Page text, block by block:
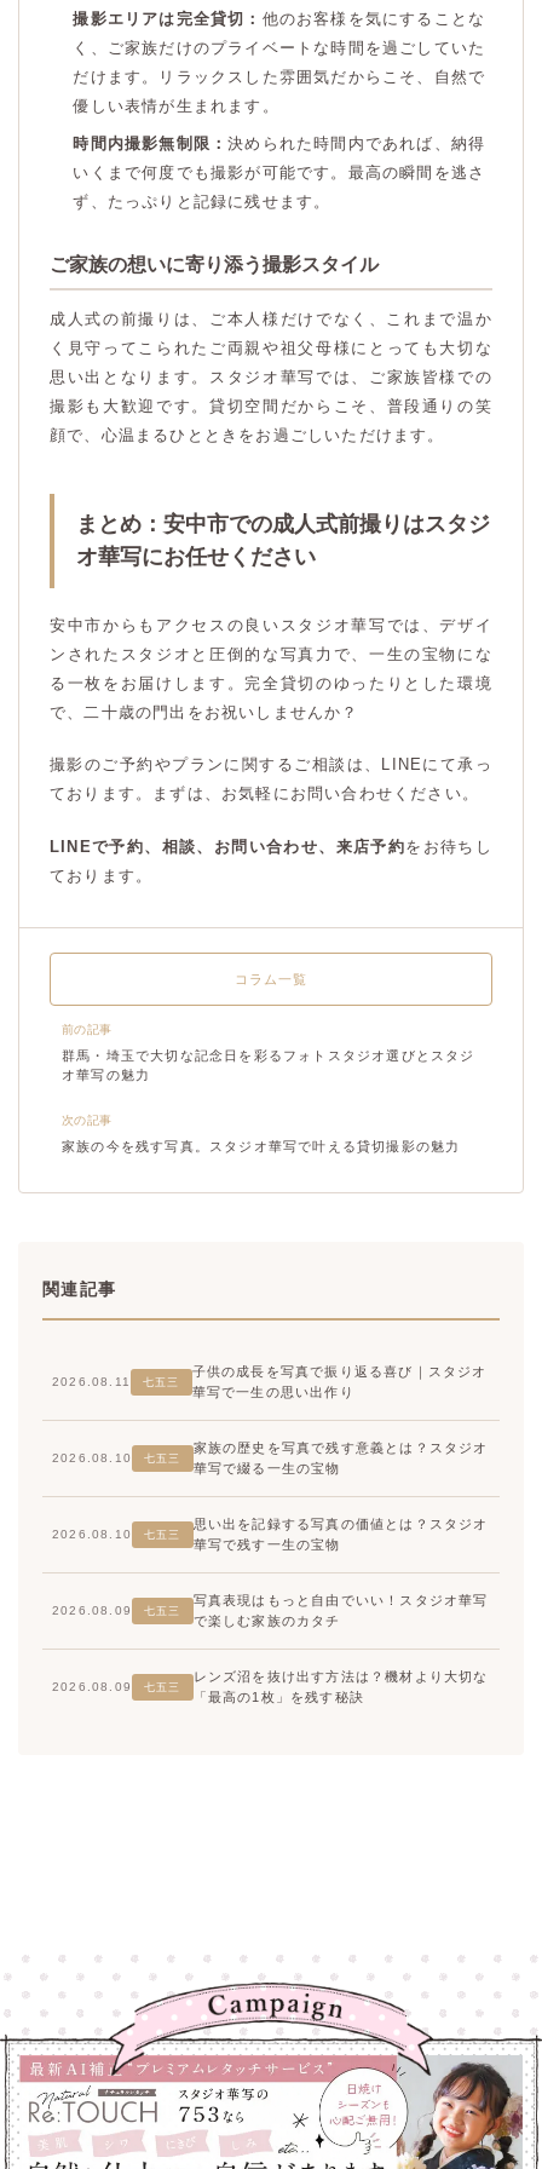
撮影エリアは完全貸切： 他のお客様を気にすることな
く、ご家族だけのプライベートな時間を過ごしていた
だけます。リラックスした雰囲気だからこそ、自然で
優しい表情が生まれます。
時間内撮影無制限：決められた時間内であれば、納得
いくまで何度でも撮影が可能です。最高の瞬間を逃さ
ず、たっぷりと記録に残せます。
ご家族の想いに寄り添う撮影スタイル
成人式の前撮りは、ご本人様だけでなく、これまで温か
く見守ってこられたご両親や祖父母様にとっても大切な
思い出となります。スタジオ華写では、ご家族皆様での
撮影も大歓迎です。貸切空間だからこそ、普段通りの笑
顔で、心温まるひとときをお過ごしいただけます。
まとめ：安中市での成人式前撮りはスタジ
オ華写にお任せください
安中市からもアクセスの良いスタジオ華写では、デザイ
ンされたスタジオと圧倒的な写真力で、一生の宝物にな
る一枚をお届けします。完全貸切のゆったりとした環境
で、二十歳の門出をお祝いしませんか？
撮影のご予約やプランに関するご相談は、LINEにて承っ
ております。まずは、お気軽にお問い合わせください。
LINEで予約、相談、お問い合わせ、来店予約をお待ちし
ております。
前の記事
群馬・埼玉で大切な記念日を彩るフォトスタジオ選びとスタジ
オ華写の魅力
コラム一覧
次の記事
家族の今を残す写真。スタジオ華写で叶える貸切撮影の魅力
関連記事
2026.08.11 七五三
子供の成長を写真で振り返る喜び｜スタジオ
華写で一生の思い出作り
2026.08.10 七五三
家族の歴史を写真で残す意義とは？スタジオ
華写で綴る一生の宝物
2026.08.10 七五三
思い出を記録する写真の価値とは？スタジオ
華写で残す一生の宝物
2026.08.09 七五三
写真表現はもっと自由でいい！スタジオ華写
で楽しむ家族のカタチ
2026.08.09 七五三
レンズ沼を抜け出す方法は？機材より大切な
「最高の1枚」を残す秘訣